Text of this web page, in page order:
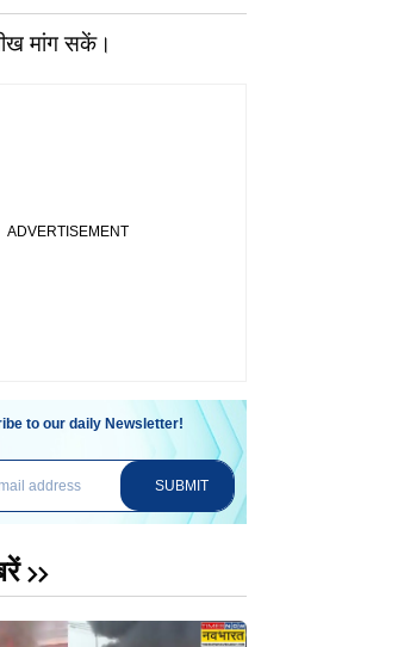
मांग सकें।
to our daily Newsletter!
SUBMIT